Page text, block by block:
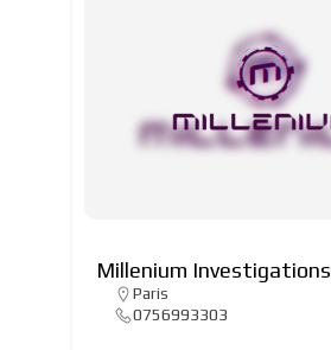
Millenium Investigations
Paris
0756993303